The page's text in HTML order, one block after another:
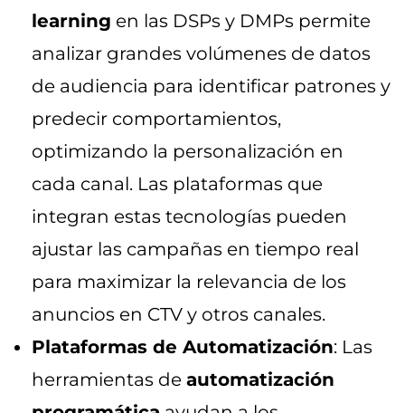
learning en las DSPs y DMPs permite
analizar grandes volúmenes de datos
de audiencia para identificar patrones y
predecir comportamientos,
optimizando la personalización en
cada canal. Las plataformas que
integran estas tecnologías pueden
ajustar las campañas en tiempo real
para maximizar la relevancia de los
anuncios en CTV y otros canales.
Plataformas de Automatización: Las
herramientas de automatización